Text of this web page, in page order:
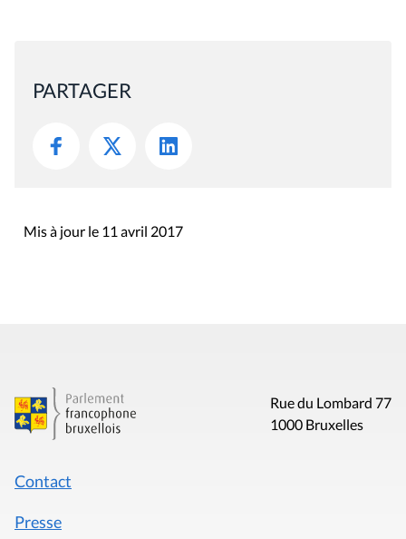
PARTAGER
Mis à jour le 11 avril 2017
Rue du Lombard 77
1000 Bruxelles
Contact
Presse